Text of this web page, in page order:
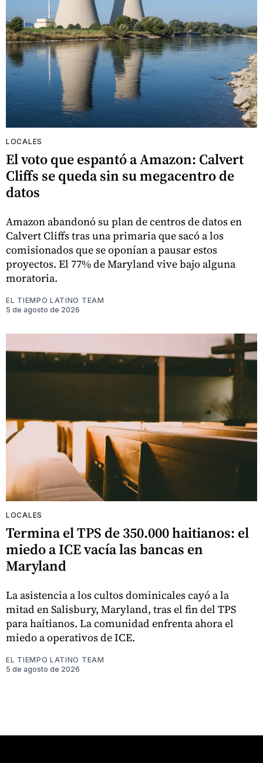
LOCALES
El voto que espantó a Amazon: Calvert
Cliffs se queda sin su megacentro de
datos
Amazon abandonó su plan de centros de datos en
Calvert Cliffs tras una primaria que sacó a los
comisionados que se oponían a pausar estos
proyectos. El 77% de Maryland vive bajo alguna
moratoria.
EL TIEMPO LATINO TEAM
5 de agosto de 2026
LOCALES
Termina el TPS de 350.000 haitianos: el
miedo a ICE vacía las bancas en
Maryland
La asistencia a los cultos dominicales cayó a la
mitad en Salisbury, Maryland, tras el fin del TPS
para haitianos. La comunidad enfrenta ahora el
miedo a operativos de ICE.
EL TIEMPO LATINO TEAM
5 de agosto de 2026